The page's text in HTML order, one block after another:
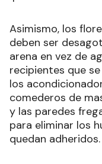
Asimismo, los
deben ser
arena en vez de
recipientes que
los
comederos de
y las paredes
para eliminar los
quedan adheridos.